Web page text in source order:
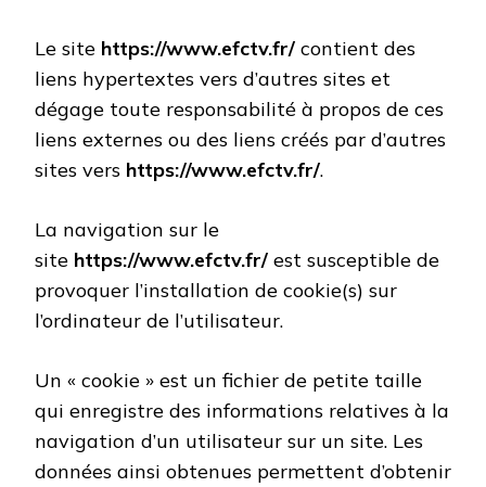
Le site https://www.efctv.fr/ contient des
liens hypertextes vers d’autres sites et
dégage toute responsabilité à propos de ces
liens externes ou des liens créés par d’autres
sites vers https://www.efctv.fr/.
La navigation sur le
site https://www.efctv.fr/ est susceptible de
provoquer l’installation de cookie(s) sur
l’ordinateur de l’utilisateur.
Un « cookie » est un fichier de petite taille
qui enregistre des informations relatives à la
navigation d’un utilisateur sur un site. Les
données ainsi obtenues permettent d’obtenir